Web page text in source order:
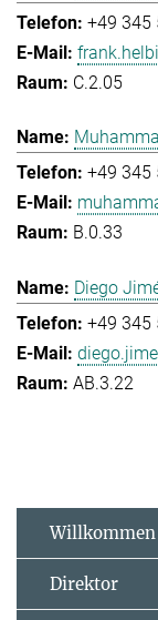
+49 345
C.2.05
+49 345
B.0.33
Diego
+49 345
AB.3.22
Willkommen
Direktor